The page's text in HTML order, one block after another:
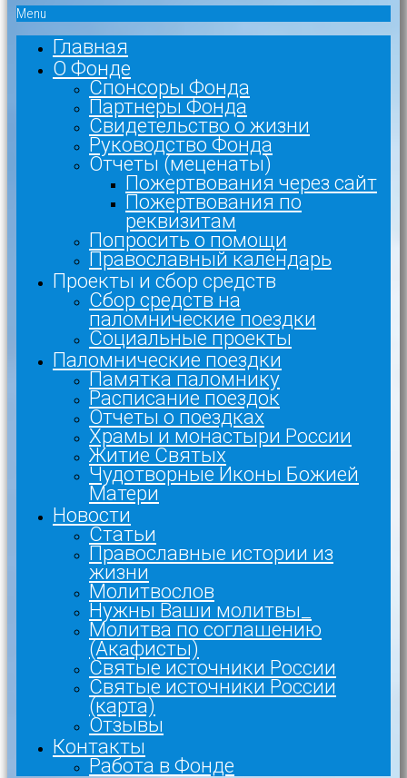
Menu
Главная
О Фонде
Спонсоры Фонда
Партнеры Фонда
Свидетельство о жизни
Руководство Фонда
Отчеты (меценаты)
Пожертвования через сайт
Пожертвования по
реквизитам
Попросить о помощи
Православный календарь
Проекты и сбор средств
Сбор средств на
паломнические поездки
Социальные проекты
Паломнические поездки
Памятка паломнику
Расписание поездок
Отчеты о поездках
Храмы и монастыри России
Житие Святых
Чудотворные Иконы Божией
Матери
Новости
Статьи
Православные истории из
жизни
Молитвослов
Нужны Ваши молитвы_
Молитва по соглашению
(Акафисты)
Святые источники России
Святые источники России
(карта)
Отзывы
Контакты
Работа в Фонде